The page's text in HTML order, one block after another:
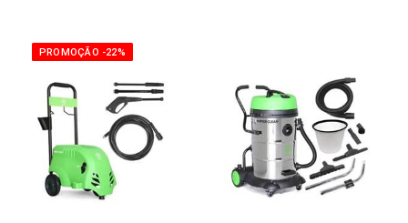
PROMOÇÃO -22%